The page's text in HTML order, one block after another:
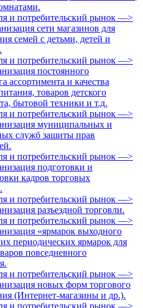
и потребительский рынок —>
сети магазинов для
семей с детьми, детей и
и потребительский рынок —>
постоянного
ассортимента и качества
товаров детского
бытовой техники и т.д.
и потребительский рынок —>
муниципальных и
служб зашиты прав
и потребительский рынок —>
подготовки и
кадров торговых
и потребительский рынок —>
разъездной торговли.
и потребительский рынок —>
«ярмарок выходного
периодических ярмарок для
повседневного
и потребительский рынок —>
новых форм торгового
(Интернет-магазины и др.).
и потребительский рынок —>